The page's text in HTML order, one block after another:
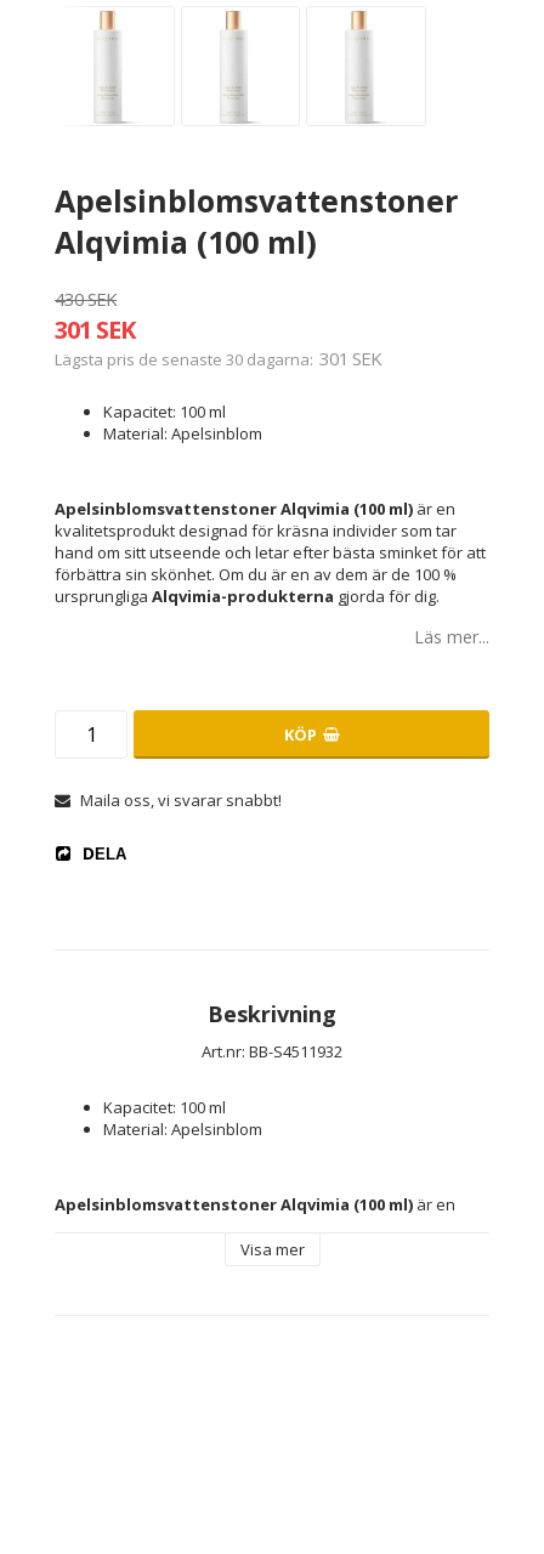
Apelsinblomsvattenstoner
Alqvimia (100 ml)
430 SEK
301 SEK
Lägsta pris de senaste 30 dagarna 301 SEK
Kapacitet: 100 ml
Material: Apelsinblom
Apelsinblomsvattenstoner Alqvimia (100 ml) är en
kvalitetsprodukt designad för kräsna individer som tar
hand om sitt utseende och letar efter bästa sminket för att
förbättra sin skönhet. Om du är en av dem är de 100 %
ursprungliga Alqvimia-produkterna gjorda för dig.
Läs mer...
KÖP
Maila oss, vi svarar snabbt!
DELA
Beskrivning
Art.nr: BB-S4511932
Kapacitet: 100 ml
Material: Apelsinblom
Apelsinblomsvattenstoner Alqvimia (100 ml) är en
hand om sitt utseende och letar efter bästa sminket för att
Visa mer